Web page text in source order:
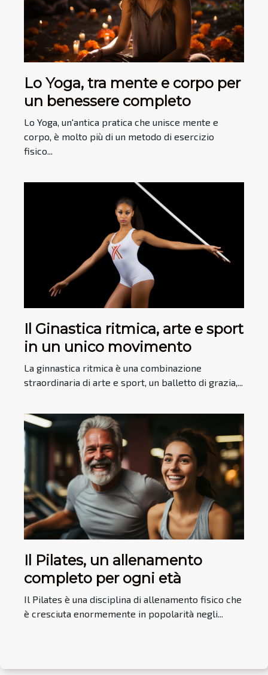
Lo Yoga, tra mente e corpo per
un benessere completo
Lo Yoga, un'antica pratica che unisce mente e
corpo, è molto più di un metodo di esercizio
fisico...
Il Ginastica ritmica, arte e sport
in un unico movimento
La ginnastica ritmica è una combinazione
straordinaria di arte e sport, un balletto di grazia,...
Il Pilates, un allenamento
completo per ogni età
Il Pilates è una disciplina di allenamento fisico che
è cresciuta enormemente in popolarità negli...